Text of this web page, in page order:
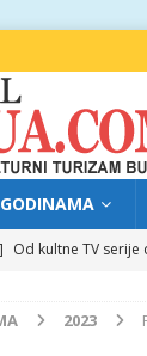
Od kultne TV
Najava programa
2023